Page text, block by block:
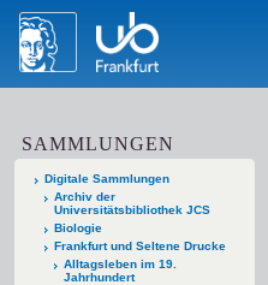
SAMMLUNGEN
Digitale Sammlungen
Archiv der
Universitätsbibliothek JCS
Biologie
Frankfurt und Seltene Drucke
Alltagsleben im 19.
Jahrhundert